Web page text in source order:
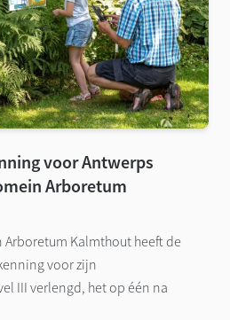
voor Antwerps
Arboretum
Kalmthout heeft de
voor zijn
III verlengd, het op één na